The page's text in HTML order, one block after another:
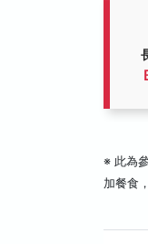
※ 此為
加餐食